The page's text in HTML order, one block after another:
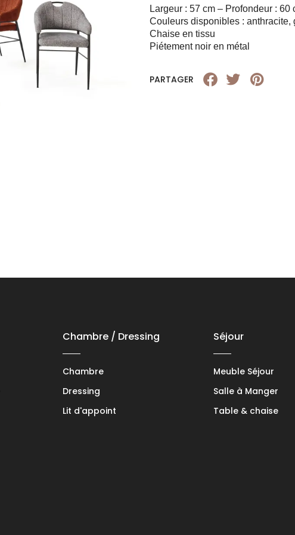
Largeur : 57 cm – Profondeur : 60
Couleurs disponibles : anthracite,
Chaise en tissu
Piétement noir en métal
PARTAGER
Chambre / Dressing
Chambre
Dressing
Lit d'appoint
Séjour
Meuble Séjour
Salle à Manger
Table & chaise